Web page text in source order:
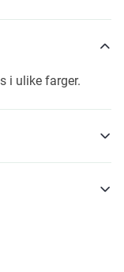
i ulike farger.